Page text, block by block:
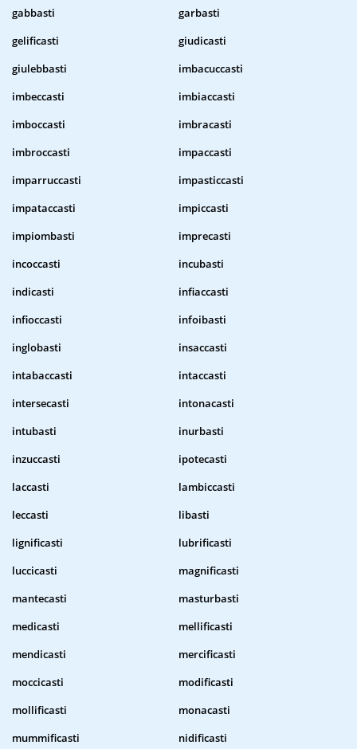
gabbasti
garbasti
gelificasti
giudicasti
giulebbasti
imbacuccasti
imbeccasti
imbiaccasti
imboccasti
imbracasti
imbroccasti
impaccasti
imparruccasti
impasticcasti
impataccasti
impiccasti
impiombasti
imprecasti
incoccasti
incubasti
indicasti
infiaccasti
infioccasti
infoibasti
inglobasti
insaccasti
intabaccasti
intaccasti
intersecasti
intonacasti
intubasti
inurbasti
inzuccasti
ipotecasti
laccasti
lambiccasti
leccasti
libasti
lignificasti
lubrificasti
luccicasti
magnificasti
mantecasti
masturbasti
medicasti
mellificasti
mendicasti
mercificasti
moccicasti
modificasti
mollificasti
monacasti
mummificasti
nidificasti